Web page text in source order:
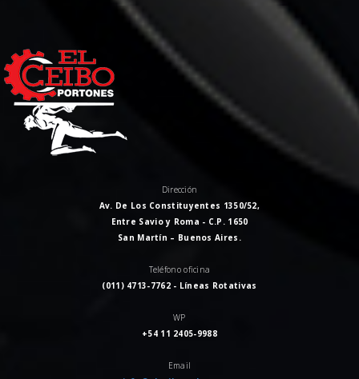
Dirección
Av. De Los Constituyentes 1350/52,
Entre Savio y Roma - C.P. 1650
San Martín – Buenos Aires.
Teléfono oficina
(011) 4713-7762 - Líneas Rotativas
WP
+54 11 2405-9988
Email